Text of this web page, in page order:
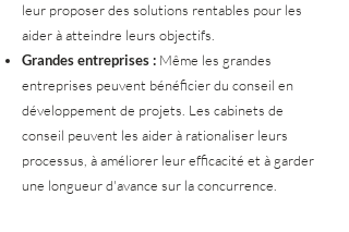
leur proposer des solutions rentables pour les
aider à atteindre leurs objectifs.
Grandes entreprises : Même les grandes
entreprises peuvent bénéficier du conseil en
développement de projets. Les cabinets de
conseil peuvent les aider à rationaliser leurs
processus, à améliorer leur efficacité et à garder
une longueur d'avance sur la concurrence.